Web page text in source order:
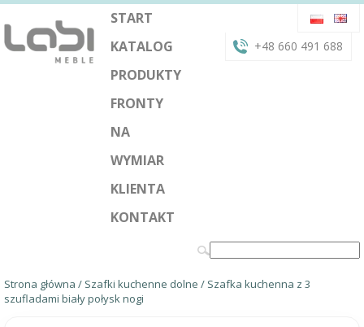
START
KATALOG
PRODUKTY
FRONTY
NA
WYMIAR
KLIENTA
KONTAKT
+48 660 491 688
Strona główna / Szafki kuchenne dolne / Szafka kuchenna z 3
szufladami biały połysk nogi